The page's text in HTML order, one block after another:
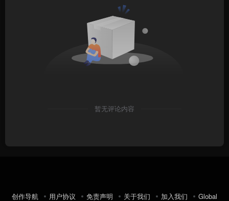
暂无评论内容
创作导航 用户协议 免责声明 关于我们 加入我们
Global